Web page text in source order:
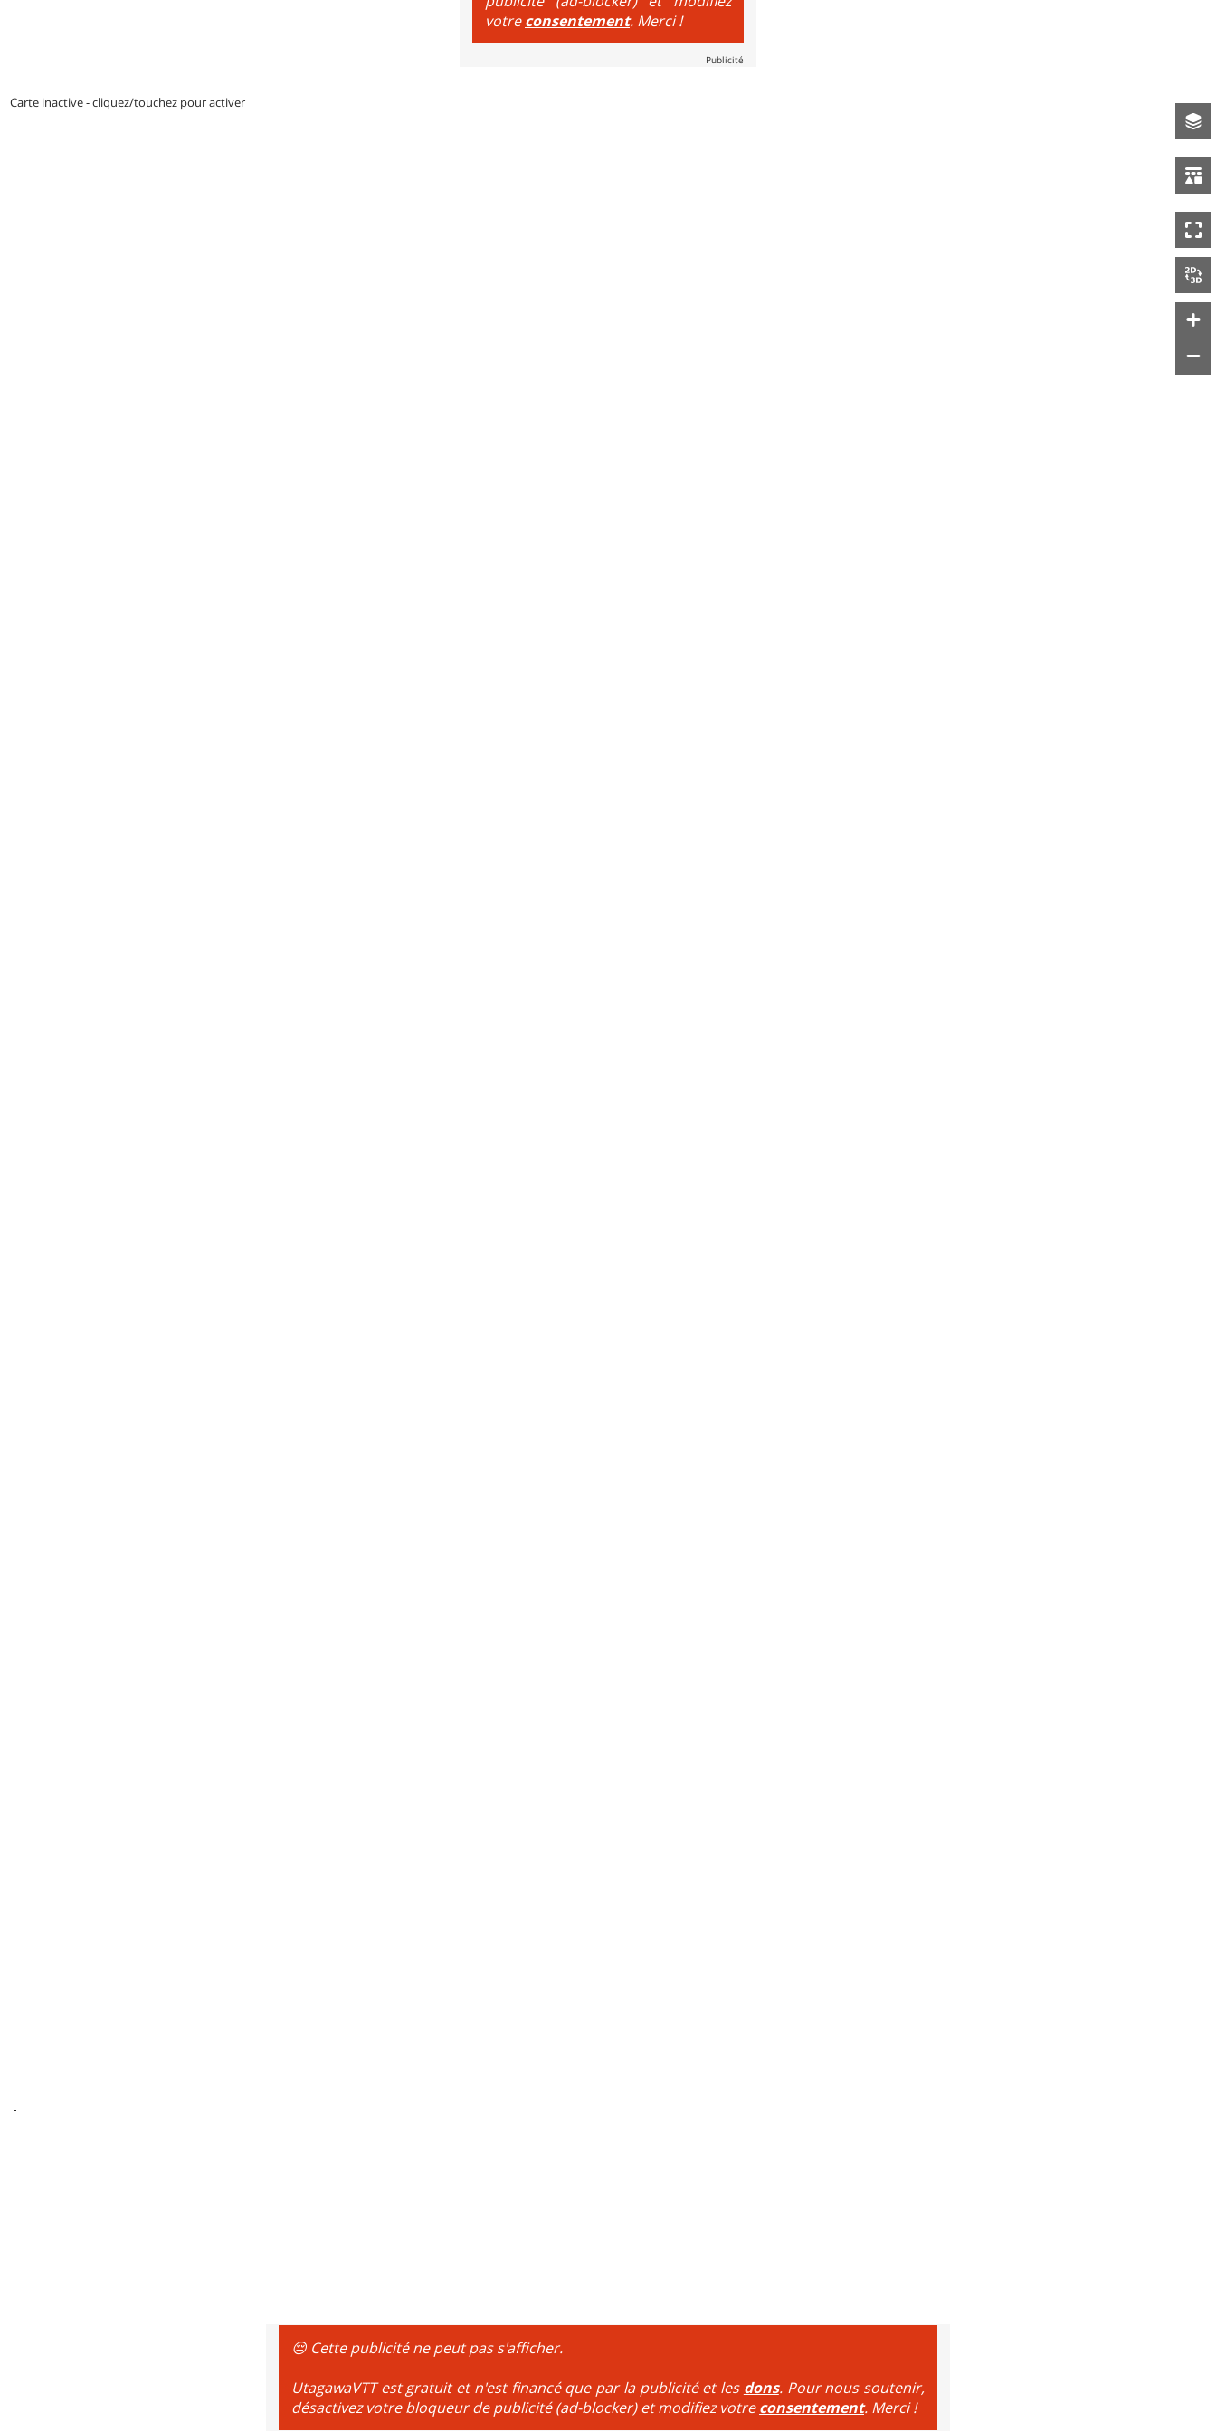
votreconsentement. Merci !
😔 Cette publicité ne peut pas s'afficher.
UtagawaVTT est gratuit et n'est financé que par la publicité et les dons. Pour nous soutenir,
désactivez votre bloqueur de publicité (ad-blocker) et modifiez votreconsentement. Merci !